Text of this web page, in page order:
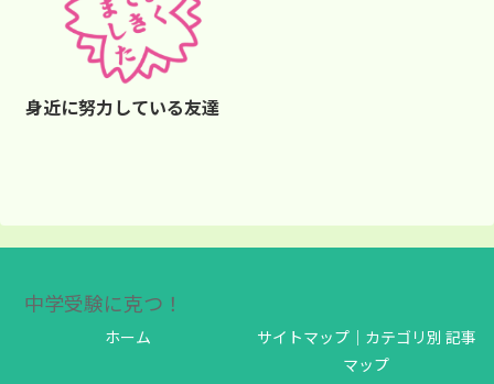
身近に努力している友達
中学受験に克つ！
ホーム
サイトマップ｜カテゴリ別 記事
マップ